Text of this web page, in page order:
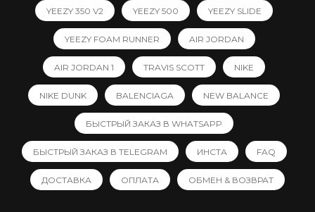
YEEZY 350 V2 YEEZY 500 YEEZY SLIDE
YEEZY FOAM RUNNER AIR JORDAN
AIR JORDAN 1 TRAVIS SCOTT NIKE
NIKE DUNK BALENCIAGA NEW BALANCE
БЫСТРЫЙ ЗАКАЗ В WHATSAPP
БЫСТРЫЙ ЗАКАЗ В TELEGRAM ИНСТА FAQ
ДОСТАВКА ОПЛАТА ОБМЕН & ВОЗВРАТ